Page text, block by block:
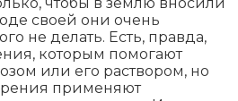
своей они очень
не делать. Есть, правда,
которым помогают
или его раствором, но
применяют